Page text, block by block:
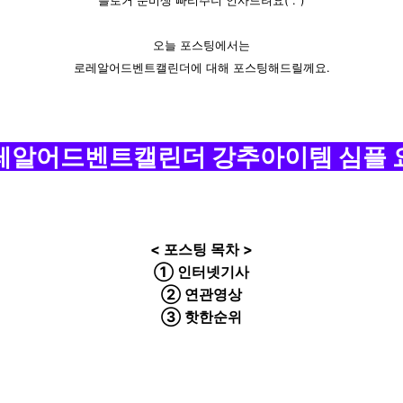
오늘 포스팅에서는
로레알어드벤트캘린더에 대해 포스팅해드릴께요.
알어드벤트캘린더 강추아이템 심플
< 포스팅 목차 >
① 인터넷기사
② 연관영상
③ 핫한순위